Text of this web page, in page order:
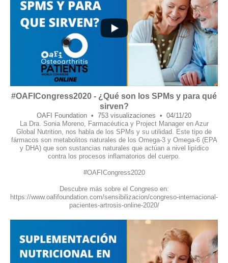
#OAFICongress2020 - ¿Qué son los SPMs y para qué
sirven?
OAFI Foundation 753 visualizaciones
04/11/20
La Dra. Sonia Moreno, Farmacéutica y Project Manager en Azur
Global Nutrition, nos habla de los SPMs y su utilidad. Este tipo de
fármacos son metabolitos naturales de los Omega-3 y Omega-6 (EPA
y DHA) que son sustancias naturales que actúan a nivel lipídico
contra los procesos inflamatorios del cuerpo.
#OAFICongress2020
Descubre más sobre el Congreso en:
https://www.oafifoundation.com/sensibilizacion/congreso-internacional-
pacientes-artrosis-online-2020/